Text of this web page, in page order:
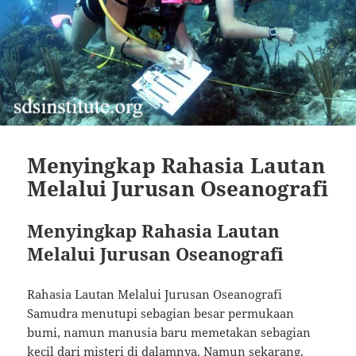
Menyingkap Rahasia Lautan
Melalui Jurusan Oseanografi
Menyingkap Rahasia Lautan
Melalui Jurusan Oseanografi
Rahasia Lautan Melalui Jurusan Oseanografi
Samudra menutupi sebagian besar permukaan
bumi, namun manusia baru memetakan sebagian
kecil dari misteri di dalamnya. Namun sekarang,